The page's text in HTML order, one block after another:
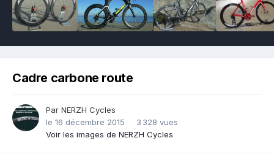
Cadre carbone route
Par NERZH Cycles
le 16 décembre 2015
3 328 vues
Voir les images de NERZH Cycles